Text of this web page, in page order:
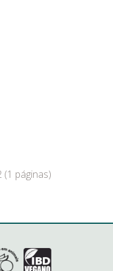
(1 páginas)